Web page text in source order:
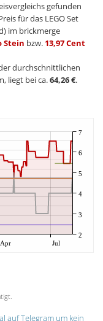
gefunden
für das LEGO Set
im brickmerge
Stein bzw. 13,97 Cent
durchschnittlichen
liegt bei ca.64,26 €.
Apr Jul
2
3
4
5
6
7
auf Telegram um kein